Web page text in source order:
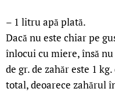
– 1 litru apă plată.
Dacă nu este chiar pe
înlocui cu miere, însă
de gr. de zahăr este 1
total, deoarece zahărul